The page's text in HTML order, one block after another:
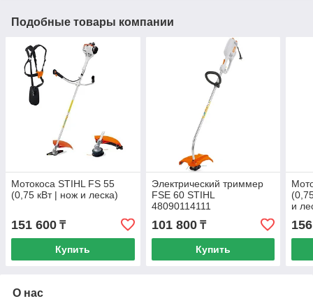
Подобные товары компании
Мотокоса STIHL FS 55
(0,75 кВт | нож и леска)
151 600 ₸
Купить
Электрический триммер
FSE 60 STIHL
48090114111
101 800₸
Купить
и
О нас